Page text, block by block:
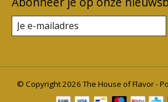
© Copyright 2026 The House of Flavor -